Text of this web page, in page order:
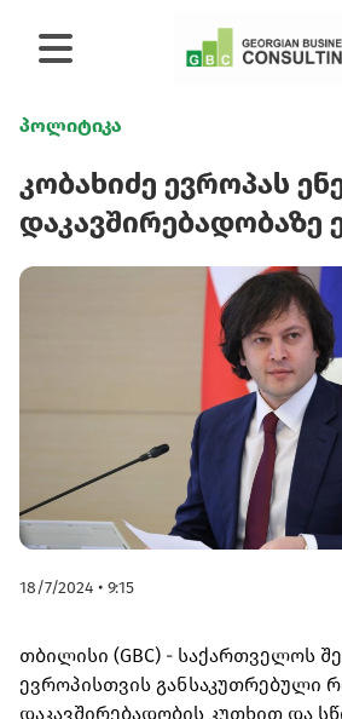
პოლიტიკა
კობახიძე ევროპას
დაკავშირებადობაზე
18/7/2024 • 9:15
თბილისი (GBC) - საქართველოს
ევროპისთვის განსაკუთრებული
დაკავშირებადობის კუთხით და